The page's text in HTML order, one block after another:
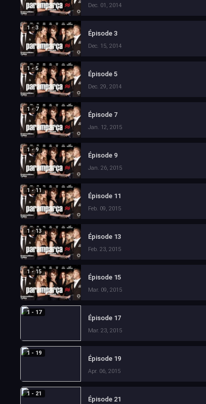
Dec. 01, 2014
1 - 3
Épisode 3
Dec. 15, 2014
1 - 5
Épisode 5
Dec. 29, 2014
1 - 7
Épisode 7
Jan. 12, 2015
1 - 9
Épisode 9
Jan. 26, 2015
1 - 11
Épisode 11
Feb. 09, 2015
1 - 13
Épisode 13
Feb. 23, 2015
1 - 15
Épisode 15
Mar. 09, 2015
1 - 17
Épisode 17
Mar. 23, 2015
1 - 19
Épisode 19
Apr. 06, 2015
1 - 21
Épisode 21